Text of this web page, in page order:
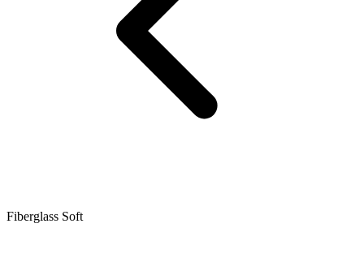
Fiberglass Soft